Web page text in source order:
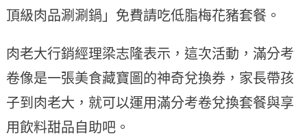
頂級肉品涮涮鍋」免費請吃低脂梅花豬套餐。
肉老大行銷經理梁志隆表示，這次活動，滿分考
卷像是一張美食藏寶圖的神奇兌換券，家長帶孩
子到肉老大，就可以運用滿分考卷兌換套餐與享
用飲料甜品自助吧。